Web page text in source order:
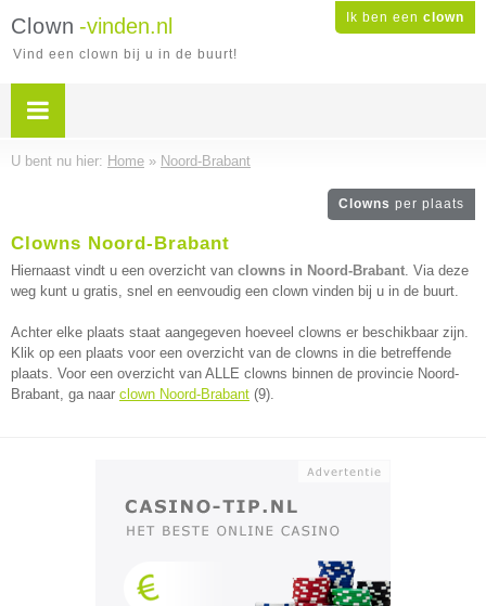
Ik ben een clown
Clown -vinden.nl
Vind een clown bij u in de buurt!
U bent nu hier: Home » Noord-Brabant
Clowns per plaats
Clowns Noord-Brabant
Hiernaast vindt u een overzicht van clowns in Noord-Brabant. Via deze
weg kunt u gratis, snel en eenvoudig een clown vinden bij u in de buurt.
Achter elke plaats staat aangegeven hoeveel clowns er beschikbaar zijn.
Klik op een plaats voor een overzicht van de clowns in die betreffende
plaats. Voor een overzicht van ALLE clowns binnen de provincie Noord-
Brabant, ga naar clown Noord-Brabant (9).